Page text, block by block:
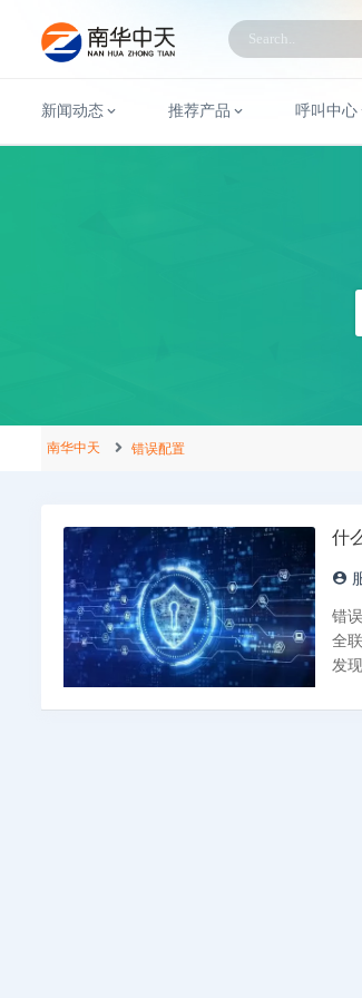
新闻动态 推荐产品 呼叫中心
南华中天 错误配置
什
错
全
发